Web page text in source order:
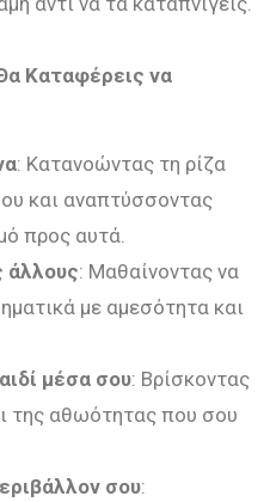
Καταφέρεις να
: Κατανοώντας τη ρίζα
και αναπτύσσοντας
προς αυτά.
άλλους: Μαθαίνοντας να
με αμεσότητα και
μέσα σου: Βρίσκοντας
της αθωότητας που σου
σου: